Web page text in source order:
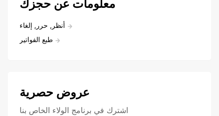
معلومات عن حجزك
أنظر, حرر, إلغاء
طبع الفواتير
عروض حصرية
اشترك في برنامج الولاء الخاص بنا